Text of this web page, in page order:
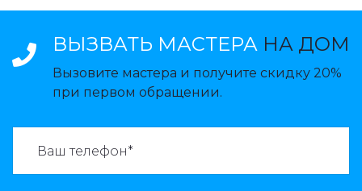
ВЫЗВАТЬ МАСТЕРА НА ДОМ
Вызовите мастера и получите скидку 20%
при первом обращении.